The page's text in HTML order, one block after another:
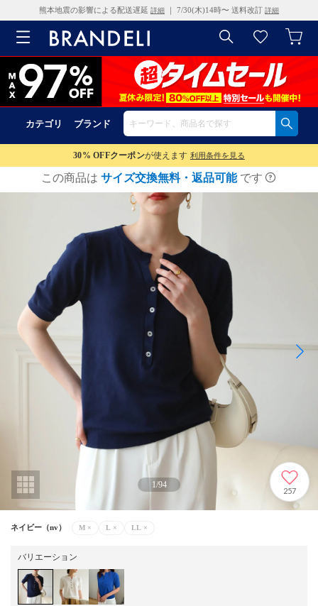
熊本地震の影響による配送遅延 詳細 ｜ 7/30(木)14時〜 送料改訂 詳細
カテゴリ ブランド
30% OFFクーポンが使えます 利用条件を見る
この商品は サイズ交換無料・返品可能 です
1/94
257
ネイビー（nv） M × L × LL ×
バリエーション